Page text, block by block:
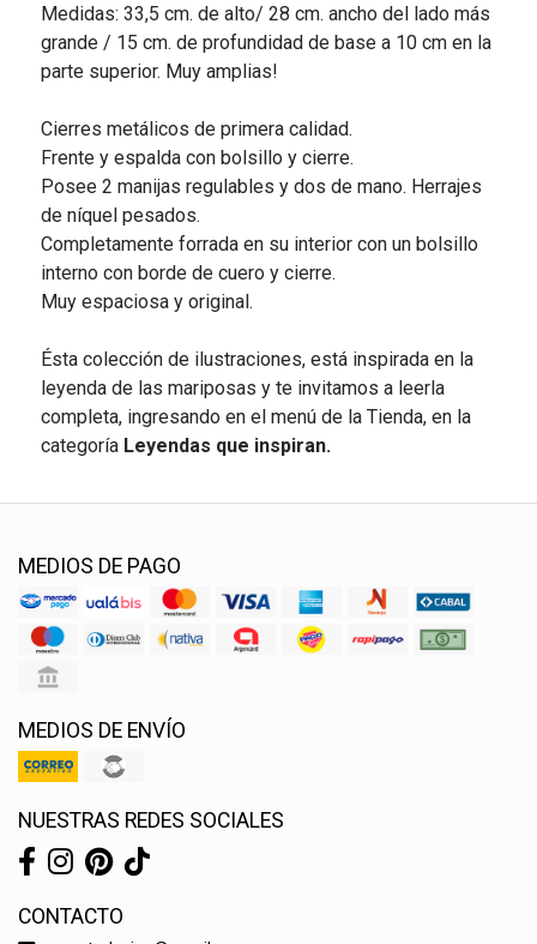
Medidas: 33,5 cm. de alto/ 28 cm. ancho del lado más
grande / 15 cm. de profundidad de base a 10 cm en la
parte superior. Muy amplias!
Cierres metálicos de primera calidad.
Frente y espalda con bolsillo y cierre.
Posee 2 manijas regulables y dos de mano. Herrajes
de níquel pesados.
Completamente forrada en su interior con un bolsillo
interno con borde de cuero y cierre.
Muy espaciosa y original.
Ésta colección de ilustraciones, está inspirada en la
leyenda de las mariposas y te invitamos a leerla
completa, ingresando en el menú de la Tienda, en la
categoría Leyendas que inspiran.
MEDIOS DE PAGO
MEDIOS DE ENVÍO
NUESTRAS REDES SOCIALES
CONTACTO